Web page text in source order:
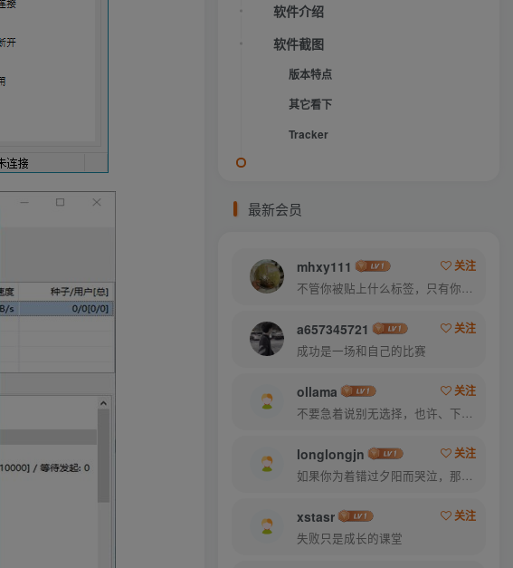
软件介绍
软件截图
版本特点
其它看下
Tracker
最新会员
mhxy111
关注
不管你被贴上什么标签，只有你才能定义你自己
a657345721
关注
成功是一场和自己的比赛
ollama
关注
不要急着说别无选择，也许、下个路口就会遇见希望
longlongjn
关注
如果你为着错过夕阳而哭泣，那么你就要错群星了
xstasr
关注
失败只是成长的课堂